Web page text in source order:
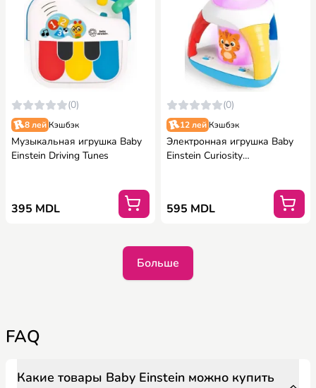
(0)
8 лей Кэшбэк
Музыкальная игрушка Baby
Einstein Driving Tunes
395 MDL
(0)
12 лей Кэшбэк
Электронная игрушка Baby
Einstein Curiosity
595 MDL
Больше
FAQ
Какие товары Baby Einstein можно купить